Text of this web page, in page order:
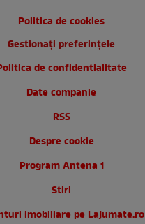
Politica de cookies
Gestionați preferințele
de confidentialitate
Date companie
RSS
Despre cookie
Program Antena 1
Stiri
imobiliare pe Lajumate.ro